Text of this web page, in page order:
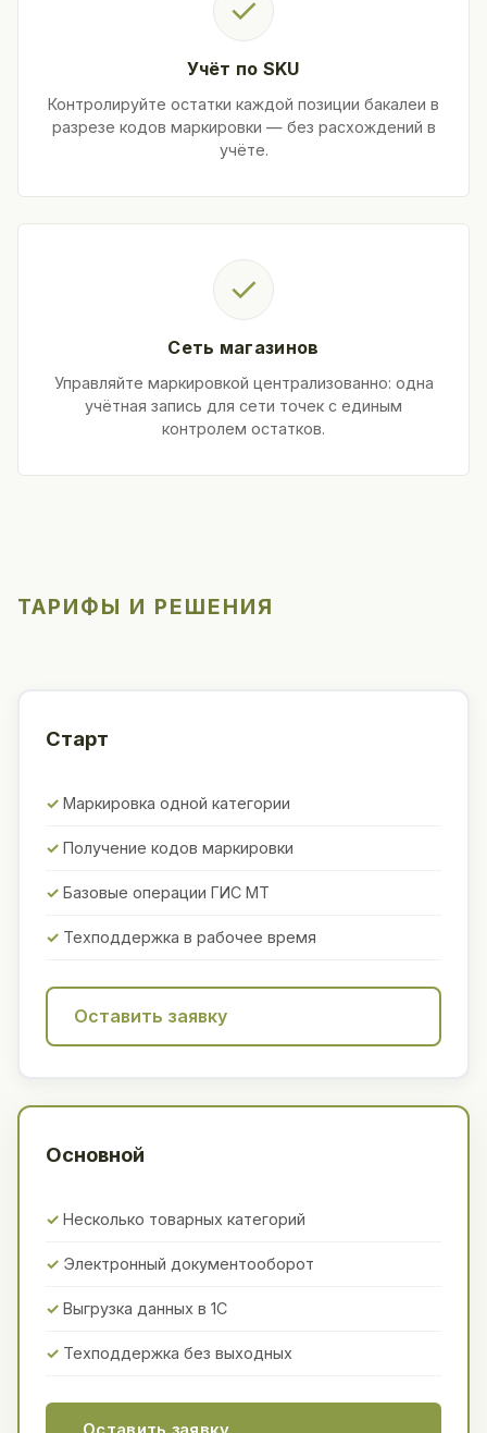
✓
Учёт по SKU
Контролируйте остатки каждой позиции бакалеи в
разрезе кодов маркировки — без расхождений в
учёте.
✓
Сеть магазинов
Управляйте маркировкой централизованно: одна
учётная запись для сети точек с единым
контролем остатков.
ТАРИФЫ И РЕШЕНИЯ
Старт
Маркировка одной категории
Получение кодов маркировки
Базовые операции ГИС МТ
Техподдержка в рабочее время
Оставить заявку
Основной
Несколько товарных категорий
Электронный документооборот
Выгрузка данных в 1С
Техподдержка без выходных